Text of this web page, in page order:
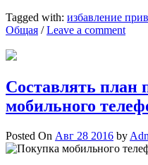
Tagged with: избавление
Общая / Leave a comment
Составлять план
мобильного
Posted On Авг 28 2016 by